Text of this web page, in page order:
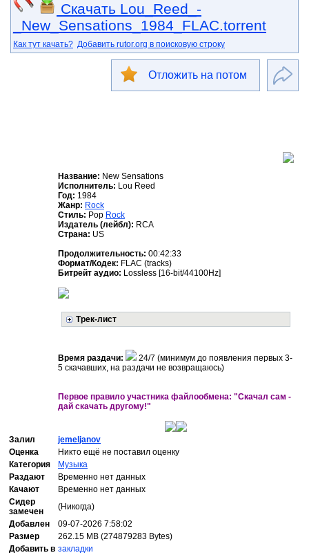
Скачать Lou_Reed_-
_New_Sensations_1984_FLAC.torrent
Как тут качать? Добавить rutor.org в поисковую строку
Отложить на потом
Название: New Sensations
Исполнитель: Lou Reed
Год: 1984
Жанр: Rock
Стиль: Pop Rock
Издатель (лейбл): RCA
Страна: US
Продолжительность: 00:42:33
Формат/Кодек: FLAC (tracks)
Битрейт аудио: Lossless [16-bit/44100Hz]
Трек-лист
Время раздачи:
24/7 (минимум до появления первых 3-
5 скачавших, на раздачи не возвращаюсь)
Первое правило участника файлообмена: "Скачал сам -
дай скачать другому!"
Залил
jemeljanov
Оценка
Никто ещё не поставил оценку
Категория
Музыка
Раздают
Временно нет данных
Качают
Временно нет данных
Сидер
замечен
(Никогда)
Добавлен
09-07-2026 7:58:02
Размер
262.15 MB (274879283 Bytes)
Добавить в закладки